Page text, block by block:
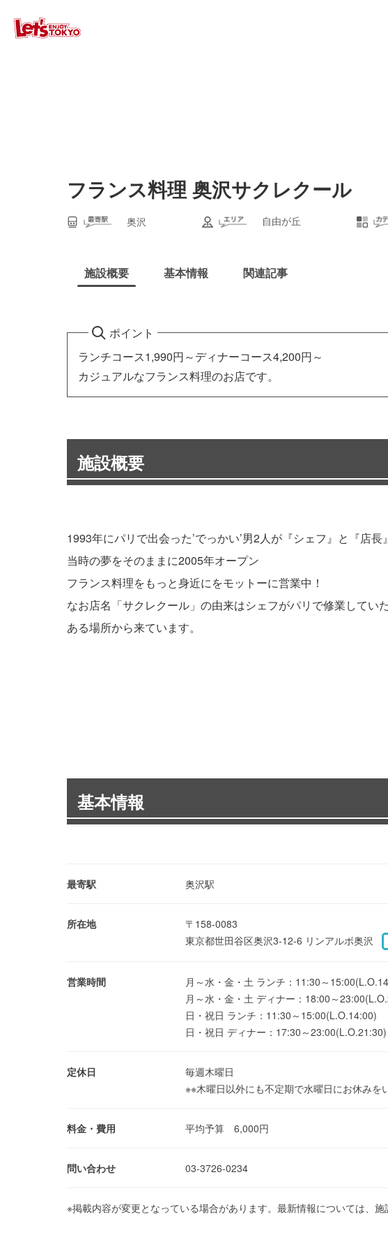
フランス料理 奥沢サクレクール
奥沢 自由が丘
施設概要 基本情報 関連記事
ポイント
ランチコース1,990円～ディナーコース4,200円～
カジュアルなフランス料理のお店です。
施設概要
1993年にパリで出会った’でっかい’男2人が『シェフ』と『店長』
当時の夢をそのままに2005年オープン
フランス料理をもっと身近にをモットーに営業中！
なお店名「サクレクール」の由来はシェフがパリで修業して
ある場所から来ています。
基本情報
最寄駅 奥沢駅
所在地
〒158-0083
東京都世田谷区奥沢3-12-6 リンアルボ奥沢
営業時間
月～水・金・土 ランチ：11:30～
月～水・金・土 ディナー：18:00～
日・祝日 ランチ：11:30～15:00(L.O.14:00)
日・祝日 ディナー：17:30～23:00(L.O.21:30)
定休日
毎週木曜日
※※木曜日以外にも不定期で水曜日にお休みを
料金・費用 平均予算 6,000円
問い合わせ 03-3726-0234
※掲載内容が変更となっている場合があります。最新情報については、施